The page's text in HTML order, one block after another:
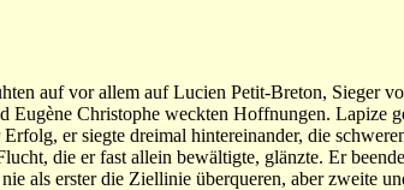
auf vor allem auf Lucien Petit-Breton, Sieger
Eugène Christophe weckten Hoffnungen. Lapize
er siegte dreimal hintereinander, die
die er fast allein bewältigte, glänzte. Er
als erster die Ziellinie überqueren, aber zweite